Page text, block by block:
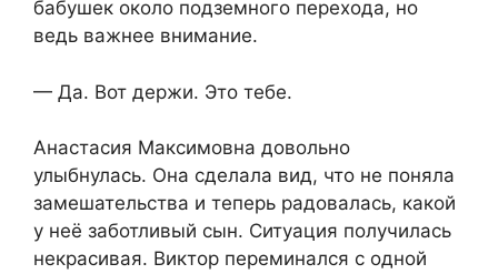
бабушек около подземного перехода, но
ведь важнее внимание.
— Да. Вот держи. Это тебе.
Анастасия Максимовна довольно
улыбнулась. Она сделала вид, что не поняла
замешательства и теперь радовалась, какой
у неё заботливый сын. Ситуация получилась
некрасивая. Виктор переминался с одной